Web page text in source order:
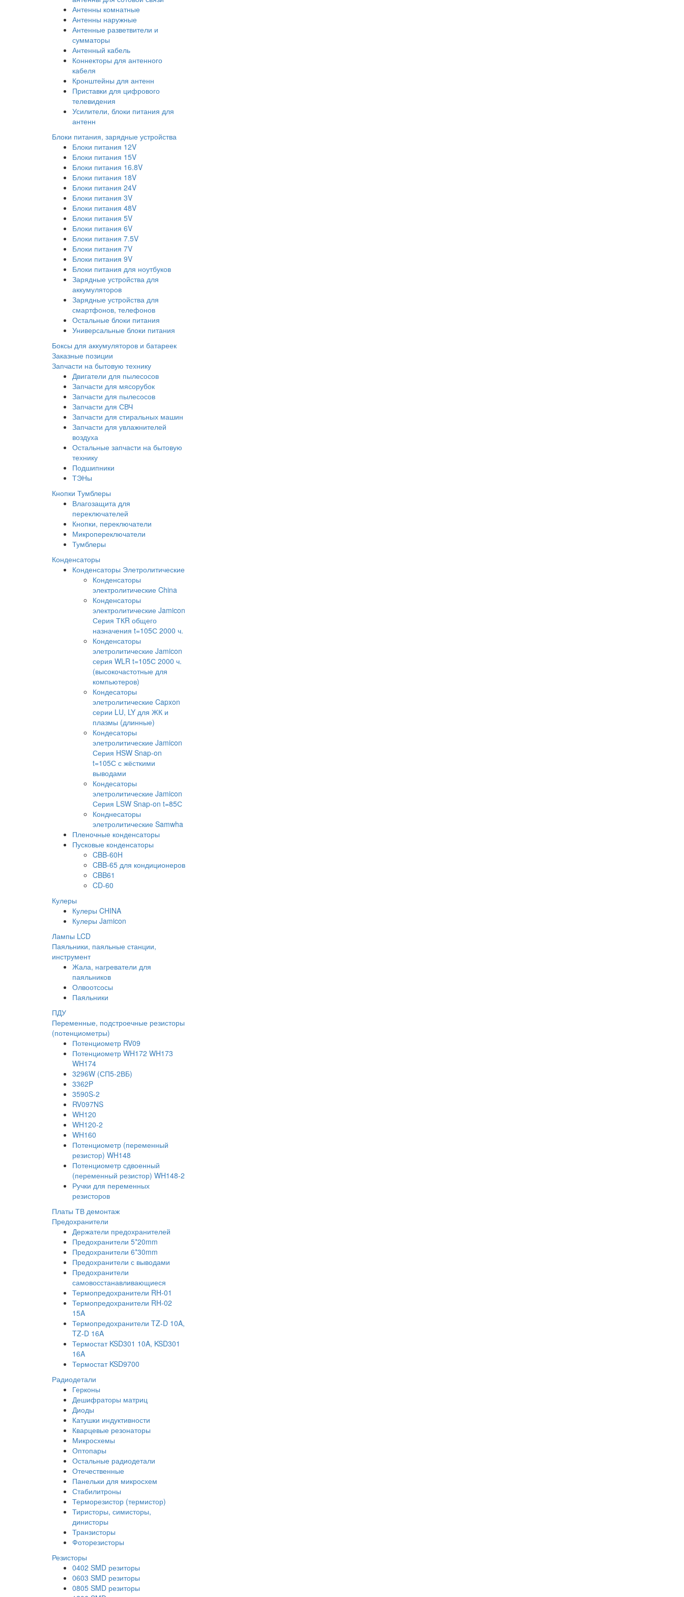
Антенны комнатные
Антенны наружные
Антенные разветвители и
сумматоры
Антенный кабель
Коннекторы для антенного
кабеля
Кронштейны для антенн
Приставки для цифрового
телевидения
Усилители, блоки питания для
антенн
Блоки питания, зарядные устройства
Блоки питания 12V
Блоки питания 15V
Блоки питания 16.8V
Блоки питания 18V
Блоки питания 24V
Блоки питания 3V
Блоки питания 48V
Блоки питания 5V
Блоки питания 6V
Блоки питания 7.5V
Блоки питания 7V
Блоки питания 9V
Блоки питания для ноутбуков
Зарядные устройства для
аккумуляторов
Зарядные устройства для
смартфонов, телефонов
Остальные блоки питания
Универсальные блоки питания
Боксы для аккумуляторов и батареек
Заказные позиции
Запчасти на бытовую технику
Двигатели для пылесосов
Запчасти для мясорубок
Запчасти для пылесосов
Запчасти для СВЧ
Запчасти для стиральных машин
Запчасти для увлажнителей
воздуха
Остальные запчасти на бытовую
технику
Подшипники
ТЭНы
Кнопки Тумблеры
Влагозащита для
переключателей
Кнопки, переключатели
Микропереключатели
Тумблеры
Конденсаторы
Конденсаторы Элетролитические
Конденсаторы
электролитические China
Конденсаторы
электролитические Jamicon
Серия ТКR общего
назначения t=105С 2000 ч.
Конденсаторы
элетролитические Jamicon
серия WLR t=105С 2000 ч.
(высокочастотные для
компьютеров)
Кондесаторы
элетролитические Capxon
серии LU, LY для ЖК и
плазмы (длинные)
Кондесаторы
элетролитические Jamicon
Серия HSW Snap-on
t=105С с жёсткими
выводами
Кондесаторы
элетролитические Jamicon
Серия LSW Snap-on t=85С
Конднесаторы
элетролитические Samwha
Пленочные конденсаторы
Пусковые конденсаторы
CBB-60H
CBB-65 для кондиционеров
CBB61
CD-60
Кулеры
Кулеры CHINA
Кулеры Jamicon
Лампы LCD
Паяльники, паяльные станции,
инструмент
Жала, нагреватели для
паяльников
Олвоотсосы
Паяльники
ПДУ
Переменные, подстроечные резисторы
(потенциометры)
Потенциометр RV09
Потенциометр WH172 WH173
WH174
3296W (СП5-2ВБ)
3362P
3590S-2
RV097NS
WH120
WH120-2
WH160
Потенциометр (переменный
резистор) WH148
Потенциометр сдвоенный
(переменный резистор) WH148-2
Ручки для переменных
резисторов
Платы ТВ демонтаж
Предохранители
Держатели предохранителей
Предохранители 5*20mm
Предохранители 6*30mm
Предохранители с выводами
Предохранители
самовосстанавливающиеся
Термопредохранители RH-01
Термопредохранители RH-02
15A
Термопредохранители TZ-D 10A,
TZ-D 16A
Термостат KSD301 10A, KSD301
16A
Термостат KSD9700
Радиодетали
Герконы
Дешифраторы матриц
Диоды
Катушки индуктивности
Кварцевые резонаторы
Микросхемы
Оптопары
Остальные радиодетали
Отечественные
Панельки для микросхем
Стабилитроны
Терморезистор (термистор)
Тиристоры, симисторы,
динисторы
Транзисторы
Фоторезисторы
Резисторы
0402 SMD резиторы
0603 SMD резиторы
0805 SMD резиторы